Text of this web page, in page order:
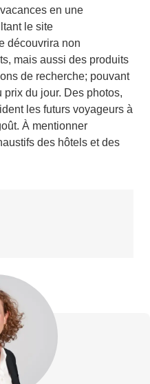
en une
le site
découvrira non
mais aussi des produits
de recherche; pouvant
du jour. Des photos,
les futurs voyageurs à
À mentionner
des hôtels et des